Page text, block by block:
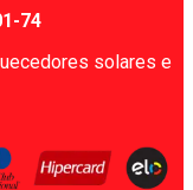
74
solares e